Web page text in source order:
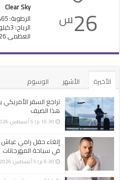
26س
Clear Sky
الرطوبة: 65%
الرياح: 3كيلومتر/ساعة ش.ش.غ
العظمى 26 • الصغرى 26
الأخيرة الأشهر
الوسوم
تراجع السفر
هذا الصيف
10:30 م | 5 أغسطس، 2026
إلغاء حفل رامي عياش
في سياحة المهرجانات
9:30 م | 5 أغسطس، 2026